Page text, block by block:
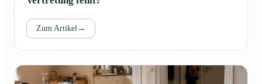
Zum Artikel →